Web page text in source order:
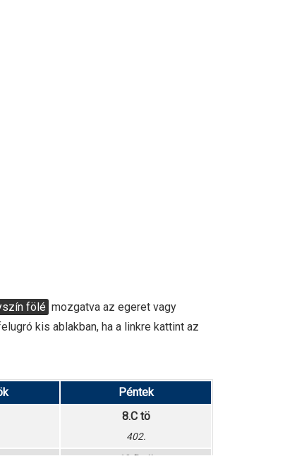
fölé mozgatva az egeret vagy
kis ablakban, ha a linkre kattint az
Péntek
8.C tö
402.